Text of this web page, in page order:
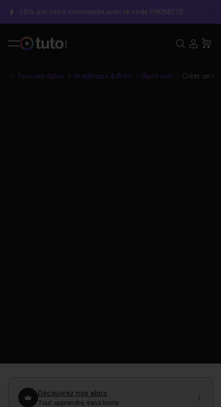
-10% sur votre commande avec le code PROMO10
Tous les tutos Graphisme & Print Illustrator Créer un
Découvrez nos abos
Tout apprendre, sans limite